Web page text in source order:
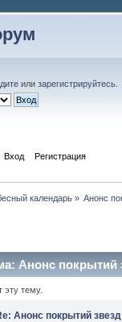
или зарегистрируйтесь
Вход Регистрация
календарь» Анонс
Анонс покрытий
эту тему.
Анонс покрытий